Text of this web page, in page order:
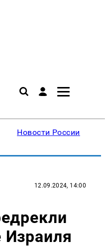
Новости России
12.09.2024, 14:00